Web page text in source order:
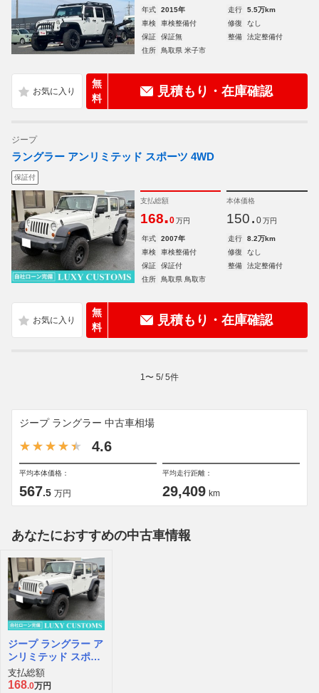
年式 2015年 走行
5.5万km
車検
車検整備付 修復
なし
保証
保証無 整備
法定整備付
住所
鳥取県 米子市
無
料
見積もり・在庫確認
ジープ
ラングラー アンリミテッド スポーツ 4WD
保証付
支払総額
168.0 万円
本体価格
150. 0 万円
年式 2007年 走行
8.2万km
車検
車検整備付 修復
なし
保証
保証付 整備
法定整備付
住所
鳥取県 鳥取市
無
料
見積もり・在庫確認
1 〜 5/5件
ジープ ラングラー 中古車相場
4.6
平均本体価格：
567.5 万円
平均走行距離：
29,409 km
あなたにおすすめの中古車情報
ジープ ラングラー ア
ンリミテッド スポー
ツ 4WD
支払総額
168.0万円